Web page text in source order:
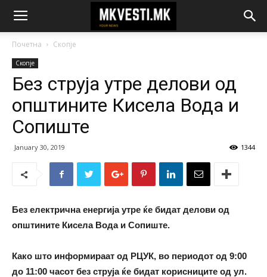
Почетна Скопје
Скопје
Без струја утре делови од
општините Кисела Вода и
Сопиште
January 30, 2019 1344
Без електрична енергија утре ќе бидат делови од
општините Кисела Вода и Сопиште.
Како што информираат од РЦУК, во периодот од 9:00
до 11:00 часот без струја ќе бидат корисниците од ул.